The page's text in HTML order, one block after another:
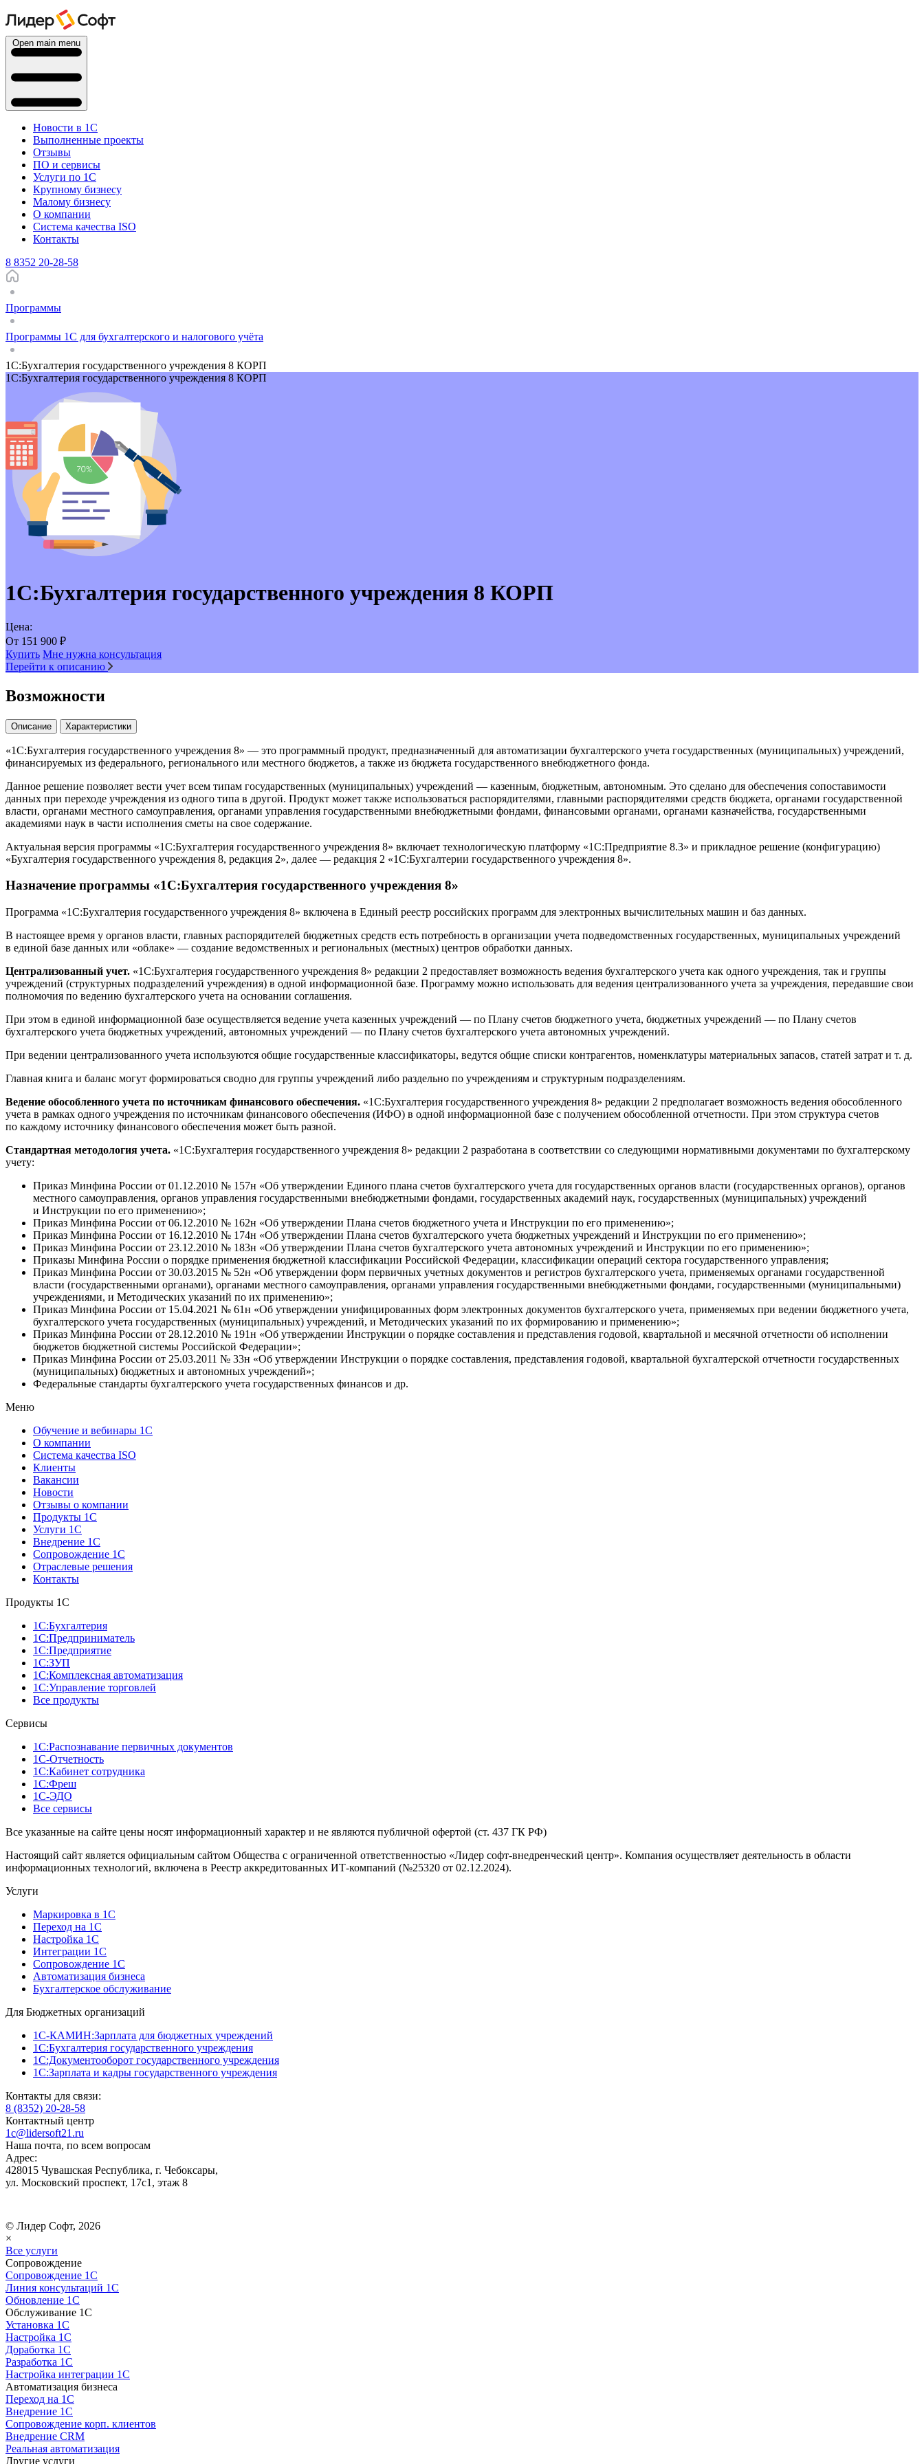
Open main menu
Новости в 1С
Выполненные проекты
Отзывы
ПО и сервисы
Услуги по 1С
Крупному бизнесу
Малому бизнесу
О компании
Система качества ISO
Контакты
8 8352 20-28-58
Программы
Программы 1С для бухгалтерского и налогового учёта
1С:Бухгалтерия государственного учреждения 8 КОРП
1С:Бухгалтерия государственного учреждения 8 КОРП
1С:Бухгалтерия государственного учреждения 8 КОРП
Цена:
От 151 900 ₽
Купить Мне нужна консультация
Перейти к описанию
Возможности
Описание Характеристики
«1С:Бухгалтерия государственного учреждения 8» — это программный продукт, предназначенный для автоматизации бухгалтерского учета государственных (муниципальных) учреждений,
финансируемых из федерального, регионального или местного бюджетов, а также из бюджета государственного внебюджетного фонда.
Данное решение позволяет вести учет всем типам государственных (муниципальных) учреждений — казенным, бюджетным, автономным. Это сделано для обеспечения сопоставимости
данных при переходе учреждения из одного типа в другой. Продукт может также использоваться распорядителями, главными распорядителями средств бюджета, органами государственной
власти, органами местного самоуправления, органами управления государственными внебюджетными фондами, финансовыми органами, органами казначейства, государственными
академиями наук в части исполнения сметы на свое содержание.
Актуальная версия программы «1С:Бухгалтерия государственного учреждения 8» включает технологическую платформу «1С:Предприятие 8.3» и прикладное решение (конфигурацию)
«Бухгалтерия государственного учреждения 8, редакция 2», далее — редакция 2 «1С:Бухгалтерии государственного учреждения 8».
Назначение программы «1С:Бухгалтерия государственного учреждения 8»
Программа «1С:Бухгалтерия государственного учреждения 8» включена в Единый реестр российских программ для электронных вычислительных машин и баз данных.
В настоящее время у органов власти, главных распорядителей бюджетных средств есть потребность в организации учета подведомственных государственных, муниципальных учреждений
в единой базе данных или «облаке» — создание ведомственных и региональных (местных) центров обработки данных.
Централизованный учет. «1С:Бухгалтерия государственного учреждения 8» редакции 2 предоставляет возможность ведения бухгалтерского учета как одного учреждения, так и группы
учреждений (структурных подразделений учреждения) в одной информационной базе. Программу можно использовать для ведения централизованного учета за учреждения, передавшие свои
полномочия по ведению бухгалтерского учета на основании соглашения.
При этом в единой информационной базе осуществляется ведение учета казенных учреждений — по Плану счетов бюджетного учета, бюджетных учреждений — по Плану счетов
бухгалтерского учета бюджетных учреждений, автономных учреждений — по Плану счетов бухгалтерского учета автономных учреждений.
При ведении централизованного учета используются общие государственные классификаторы, ведутся общие списки контрагентов, номенклатуры материальных запасов, статей затрат и т. д.
Главная книга и баланс могут формироваться сводно для группы учреждений либо раздельно по учреждениям и структурным подразделениям.
Ведение обособленного учета по источникам финансового обеспечения. «1С:Бухгалтерия государственного учреждения 8» редакции 2 предполагает возможность ведения обособленного
учета в рамках одного учреждения по источникам финансового обеспечения (ИФО) в одной информационной базе с получением обособленной отчетности. При этом структура счетов
по каждому источнику финансового обеспечения может быть разной.
Стандартная методология учета. «1С:Бухгалтерия государственного учреждения 8» редакции 2 разработана в соответствии со следующими нормативными документами по бухгалтерскому
учету:
Приказ Минфина России от 01.12.2010 № 157н «Об утверждении Единого плана счетов бухгалтерского учета для государственных органов власти (государственных органов), органов
местного самоуправления, органов управления государственными внебюджетными фондами, государственных академий наук, государственных (муниципальных) учреждений
и Инструкции по его применению»;
Приказ Минфина России от 06.12.2010 № 162н «Об утверждении Плана счетов бюджетного учета и Инструкции по его применению»;
Приказ Минфина России от 16.12.2010 № 174н «Об утверждении Плана счетов бухгалтерского учета бюджетных учреждений и Инструкции по его применению»;
Приказ Минфина России от 23.12.2010 № 183н «Об утверждении Плана счетов бухгалтерского учета автономных учреждений и Инструкции по его применению»;
Приказы Минфина России о порядке применения бюджетной классификации Российской Федерации, классификации операций сектора государственного управления;
Приказ Минфина России от 30.03.2015 № 52н «Об утверждении форм первичных учетных документов и регистров бухгалтерского учета, применяемых органами государственной
власти (государственными органами), органами местного самоуправления, органами управления государственными внебюджетными фондами, государственными (муниципальными)
учреждениями, и Методических указаний по их применению»;
Приказ Минфина России от 15.04.2021 № 61н «Об утверждении унифицированных форм электронных документов бухгалтерского учета, применяемых при ведении бюджетного учета,
бухгалтерского учета государственных (муниципальных) учреждений, и Методических указаний по их формированию и применению»;
Приказ Минфина России от 28.12.2010 № 191н «Об утверждении Инструкции о порядке составления и представления годовой, квартальной и месячной отчетности об исполнении
бюджетов бюджетной системы Российской Федерации»;
Приказ Минфина России от 25.03.2011 № 33н «Об утверждении Инструкции о порядке составления, представления годовой, квартальной бухгалтерской отчетности государственных
(муниципальных) бюджетных и автономных учреждений»;
Федеральные стандарты бухгалтерского учета государственных финансов и др.
Меню
Обучение и вебинары 1С
О компании
Система качества ISO
Клиенты
Вакансии
Новости
Отзывы о компании
Продукты 1С
Услуги 1С
Внедрение 1С
Сопровождение 1С
Отраслевые решения
Контакты
Продукты 1C
1С:Бухгалтерия
1С:Предприниматель
1С:Предприятие
1С:ЗУП
1С:Комплексная автоматизация
1С:Управление торговлей
Все продукты
Сервисы
1С:Распознавание первичных документов
1С-Отчетность
1С:Кабинет сотрудника
1С:Фреш
1С-ЭДО
Все сервисы
Все указанные на сайте цены носят информационный характер и не являются публичной офертой (ст. 437 ГК РФ)
Настоящий сайт является официальным сайтом Общества с ограниченной ответственностью «Лидер софт-внедренческий центр». Компания осуществляет деятельность в области
информационных технологий, включена в Реестр аккредитованных ИТ-компаний (№25320 от 02.12.2024).
Услуги
Маркировка в 1С
Переход на 1С
Настройка 1С
Интеграции 1С
Сопровождение 1С
Автоматизация бизнеса
Бухгалтерское обслуживание
Для Бюджетных организаций
1С-КАМИН:Зарплата для бюджетных учреждений
1С:Бухгалтерия государственного учреждения
1С:Документооборот государственного учреждения
1С:Зарплата и кадры государственного учреждения
Контакты для связи:
8 (8352) 20-28-58
Контактный центр
1c@lidersoft21.ru
Наша почта, по всем вопросам
Адрес:
428015 Чувашская Республика, г. Чебоксары,
ул. Московский проспект, 17с1, этаж 8
© Лидер Софт, 2026
×
Все услуги
Сопровождение
Сопровождение 1С
Линия консультаций 1С
Обновление 1С
Обслуживание 1С
Установка 1С
Настройка 1С
Доработка 1С
Разработка 1С
Настройка интеграции 1С
Автоматизация бизнеса
Переход на 1С
Внедрение 1С
Сопровождение корп. клиентов
Внедрение CRM
Реальная автоматизация
Другие услуги